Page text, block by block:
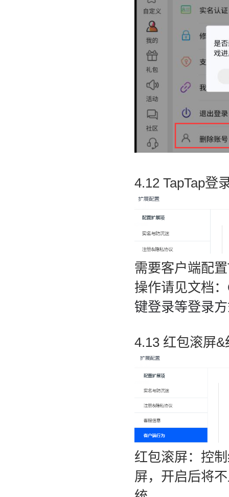
4.12 TapTap登
需要客户端配
操作请见文档：
键登录等登录
4.13 红包滚屏
红包滚屏：控
屏，开启后将